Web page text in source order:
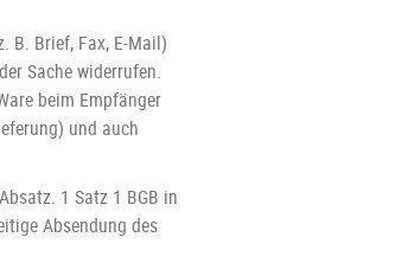
B. Brief, Fax, E-Mail)
Sache widerrufen.
beim Empfänger
und auch
1 Satz 1 BGB in
Absendung des